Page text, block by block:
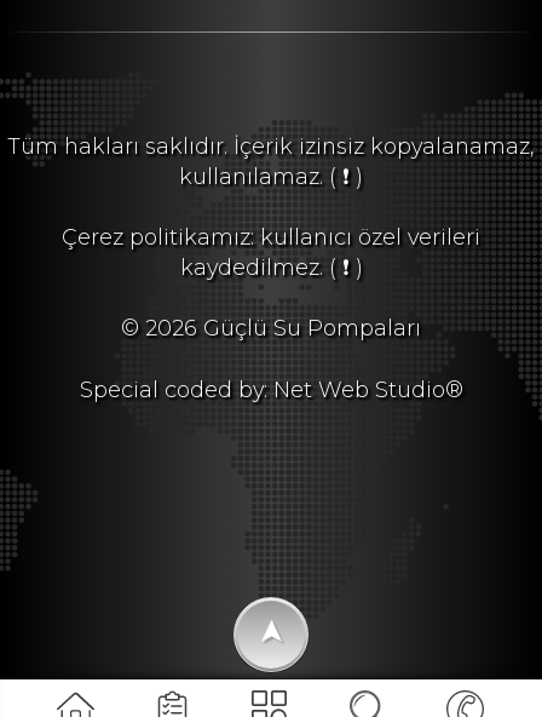
Tüm hakları saklıdır. İçerik izinsiz kopyalanamaz,
kullanılamaz. ( ❗ )
Çerez politikamız: kullanıcı özel verileri
kaydedilmez. ( ❗ )
© 2026 Güçlü Su Pompaları
Special coded by: Net Web Studio®
➤